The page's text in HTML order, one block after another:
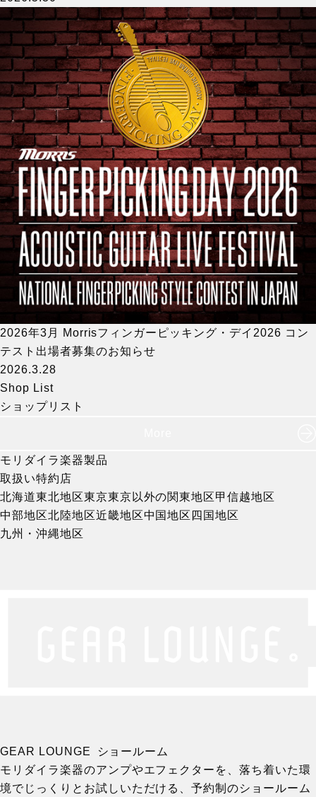
2026年3月 Morrisフィンガーピッキング・デイ2026 コン
テスト出場者募集のお知らせ
2026.3.28
Shop List
ショップリスト
モリダイラ楽器製品
取扱い特約店
北海道東北地区東京東京以外の関東地区甲信越地区
中部地区北陸地区近畿地区中国地区 四国地区
九州・沖縄地区
GEAR LOUNGE ショールーム
モリダイラ楽器のアンプやエフェクターを、落ち着いた環
境でじっくりとお試しいただける、予約制のショールーム